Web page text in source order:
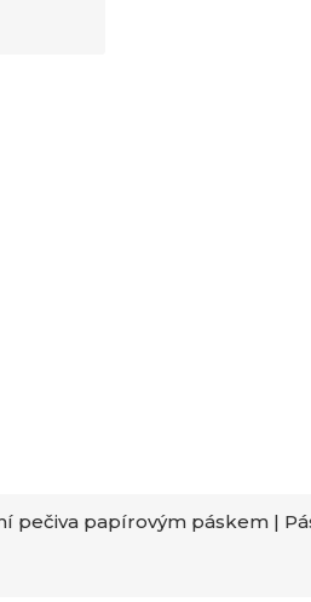
pečiva papírovým páskem |